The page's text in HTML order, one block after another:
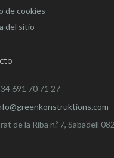
de cookies
del sitio
691 70 71 27
de la Riba n.º 7, Sabadell